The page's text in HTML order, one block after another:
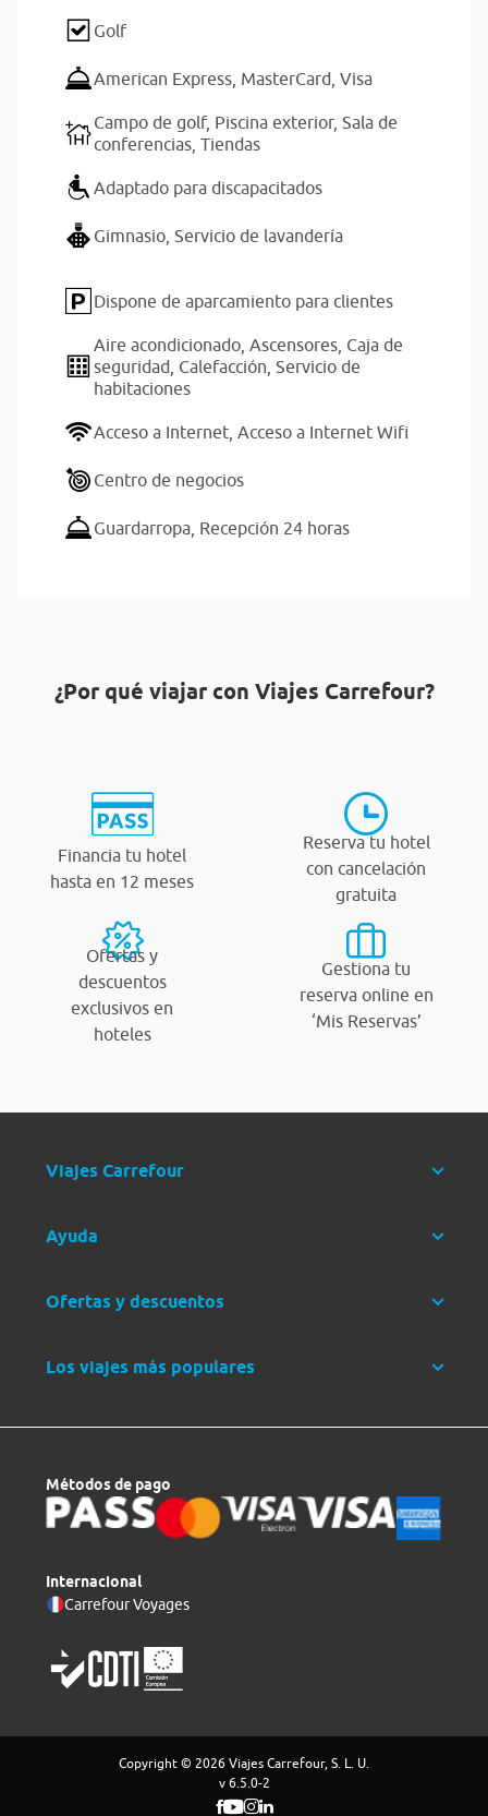
Golf
American Express, MasterCard, Visa
Campo de golf, Piscina exterior, Sala de
conferencias, Tiendas
Adaptado para discapacitados
Gimnasio, Servicio de lavandería
Dispone de aparcamiento para clientes
Aire acondicionado, Ascensores, Caja de
seguridad, Calefacción, Servicio de
habitaciones
Acceso a Internet, Acceso a Internet Wifi
Centro de negocios
Guardarropa, Recepción 24 horas
¿Por qué viajar con Viajes Carrefour?
Financia tu hotel
hasta en 12 meses
Reserva tu hotel
con cancelación
gratuita
Ofertas y
descuentos
exclusivos en
hoteles
Gestiona tu
reserva online en
‘Mis Reservas’
Viajes Carrefour
Ayuda
Ofertas y descuentos
Los viajes más populares
Métodos de pago
Internacional
Carrefour Voyages
Copyright © 2026 Viajes Carrefour, S. L. U.
v 6.5.0-2